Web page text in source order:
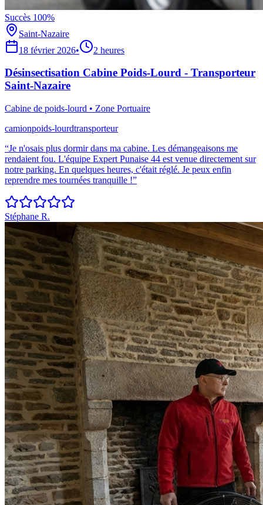
Succès 100%
Saint-Nazaire
18 février 2026• 2 heures
Désinsectisation Cabine Poids-Lourd - Transporteur
Saint-Nazaire
Cabine de poids-lourd • Zone Portuaire
camionpoids-lourdtransporteur
“Je n'osais plus dormir dans ma cabine. Les démangeaisons me
rendaient fou. L'équipe Expert Punaise 44 est venue directement sur
notre parking. En quelques heures, c'était réglé. Je peux enfin
reprendre mes tournées tranquille !”
Stéphane R.